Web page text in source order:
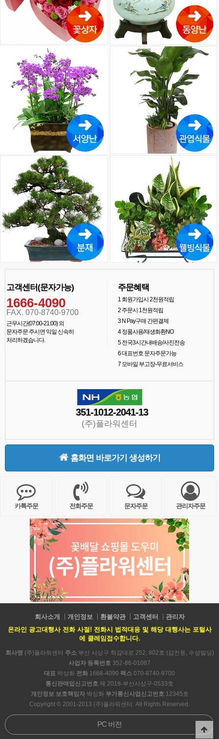
고객센터(문자가능)
1666-4090
FAX. 070-8740-9700
근무시간(07:00-21:00) 외
문자주문 주시면 익일 신속히
처리하겠습니다.
주문혜택
1회원가입시 2천원적립
2주문시 1천원적립
3N Pay구매 간편결제
4정품사용/재생화환NO
5전국3시간내배송/사진전송
6대표번호 문자주문가능
7모바일 부고장-무료서비스
351-1012-2041-13
(주)플라워센터
홈화면 바로가기 생성하기
카톡주문 전화주문 문자주문 관리자주문
회사소개 개인정보 환불약관 고객센터
관리자
온라인 광고대행사 전화 사절! 전화시 법적대응 및 해당 대행사는 포털사
에 클레임접수합니다.
회사명 (주)플라워센터 주소부산 사상구 학감대로 252, 802호 (감전동, 수성빌딩)
사업자 등록번호 352-86-01087
대표 박상화 전화 1666-4090 팩스 070-8740-9700
통신판매업신고번호 제 2018-부산사상구-0533호
개인정보 보호책임자박상화 부가통신사업신고번호12345호
Copyright © 2001-2013 (주)플라워센터. All Rights Reserved.
PC 버전